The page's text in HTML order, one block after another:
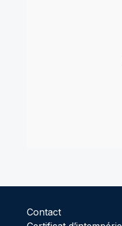
Contact